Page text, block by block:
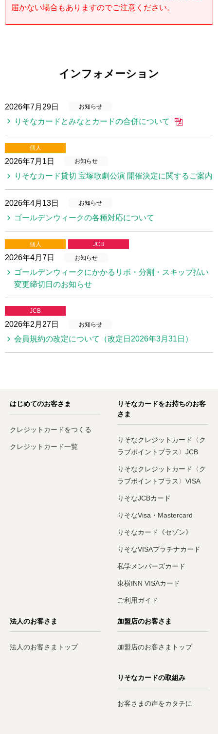
届かない場合もありますのでご注意ください。
インフォメーション
2026年7月29日 お知らせ
りそなカードとみなとカードの合併について
個人
2026年7月1日 お知らせ
りそなカード貸切 宝塚歌劇公演 開催決定に関するご案内
2026年4月13日 お知らせ
ゴールデンウィークの各種対応について
個人 JCB
2026年4月7日 お知らせ
ゴールデンウィークにかかるリボ・分割・スキップ払い
変更締切日のお知らせ
JCB
2026年2月27日 お知らせ
会員規約の改定について（改定日2026年3月31日）
はじめてのお客さま
クレジットカードをつくる
クレジットカード一覧
りそなカードをお持ちのお客
さま
りそなクレジットカード〈ク
ラブポイントプラス〉JCB
りそなクレジットカード〈ク
ラブポイントプラス〉VISA
りそなJCBカード
りそなVisa・Mastercard
りそなカード《セゾン》
りそなVISAプラチナカード
私学メンバーズカード
東横INN VISAカード
ご利用ガイド
法人のお客さま
法人のお客さまトップ
加盟店のお客さま
加盟店のお客さまトップ
りそなカードの取組み
お客さまの声をカタチに